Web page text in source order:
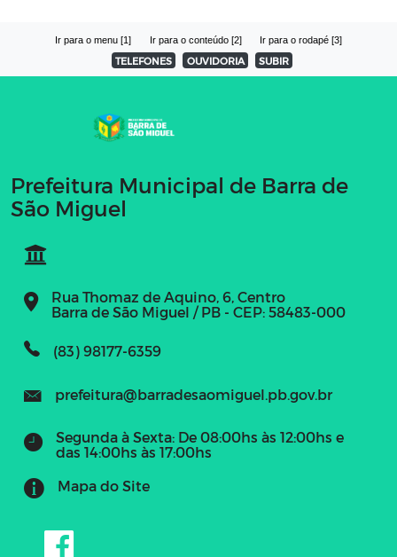
Ir para o menu [1] Ir para o conteúdo [2] Ir para o rodapé [3]
TELEFONES OUVIDORIA SUBIR
Prefeitura Municipal de Barra de
São Miguel
Rua Thomaz de Aquino, 6, Centro
Barra de São Miguel / PB - CEP: 58483-000
(83) 98177-6359
prefeitura@barradesaomiguel.pb.gov.br
Segunda à Sexta: De 08:00hs às 12:00hs e
das 14:00hs às 17:00hs
Mapa do Site